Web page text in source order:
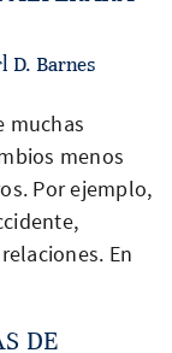
D. Barnes
muchas
menos
Por ejemplo,
En
DE